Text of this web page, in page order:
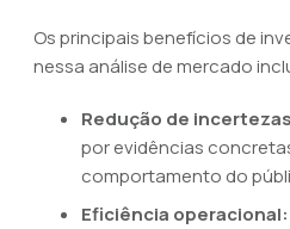
Os principais benefícios de
nessa análise de mercado
Redução de
por evidências
comportamento do
Eficiência operacional: